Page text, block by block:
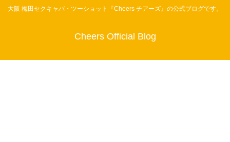
大阪 梅田セクキャバ・ツーショット『Cheers チアーズ』の公式ブログです。
Cheers Official Blog